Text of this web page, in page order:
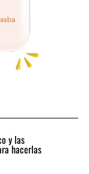
y las
hacerlas